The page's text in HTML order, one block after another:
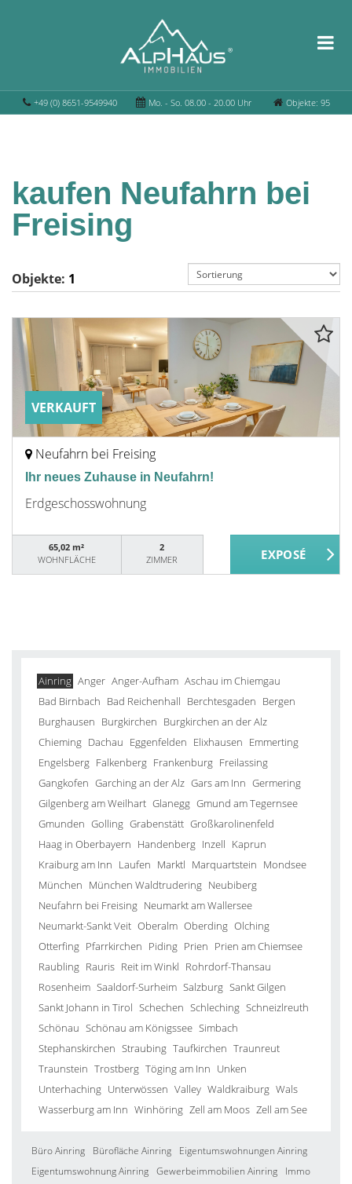
+49 (0) 8651-9549940 Mo. - So. 08.00 - 20.00 Uhr Objekte: 95
kaufen Neufahrn bei
Freising
Objekte: 1
VERKAUFT
Neufahrn bei Freising
Ihr neues Zuhause in Neufahrn!
Erdgeschosswohnung
65,02 m²
WOHNFLÄCHE
2
ZIMMER
Ainring Anger Anger-Aufham Aschau im Chiemgau
Bad Birnbach Bad Reichenhall Berchtesgaden Bergen
Burghausen Burgkirchen Burgkirchen an der Alz
Chieming Dachau Eggenfelden Elixhausen Emmerting
Engelsberg Falkenberg Frankenburg Freilassing
Gangkofen Garching an der Alz Gars am Inn Germering
Gilgenberg am Weilhart Glanegg Gmund am Tegernsee
Gmunden Golling Grabenstätt Großkarolinenfeld
Haag in Oberbayern Handenberg Inzell Kaprun
Kraiburg am Inn Laufen Marktl Marquartstein Mondsee
München München Waldtrudering Neubiberg
Neufahrn bei Freising Neumarkt am Wallersee
Neumarkt-Sankt Veit Oberalm Oberding Olching
Otterfing Pfarrkirchen Piding Prien Prien am Chiemsee
Raubling Rauris Reit im Winkl Rohrdorf-Thansau
Rosenheim Saaldorf-Surheim Salzburg Sankt Gilgen
Sankt Johann in Tirol Schechen Schleching Schneizlreuth
Schönau Schönau am Königssee Simbach
Stephanskirchen Straubing Taufkirchen Traunreut
Traunstein Trostberg Töging am Inn Unken
Unterhaching Unterwössen Valley Waldkraiburg Wals
Wasserburg am Inn Winhöring Zell am Moos Zell am See
Büro Ainring Bürofläche Ainring
Eigentumswohnungen Ainring
Eigentumswohnung Ainring Gewerbeimmobilien Ainring
Immo